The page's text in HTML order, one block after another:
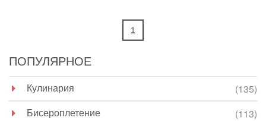
1
ПОПУЛЯРНОЕ
Кулинария
(135)
Бисероплетение
(113)